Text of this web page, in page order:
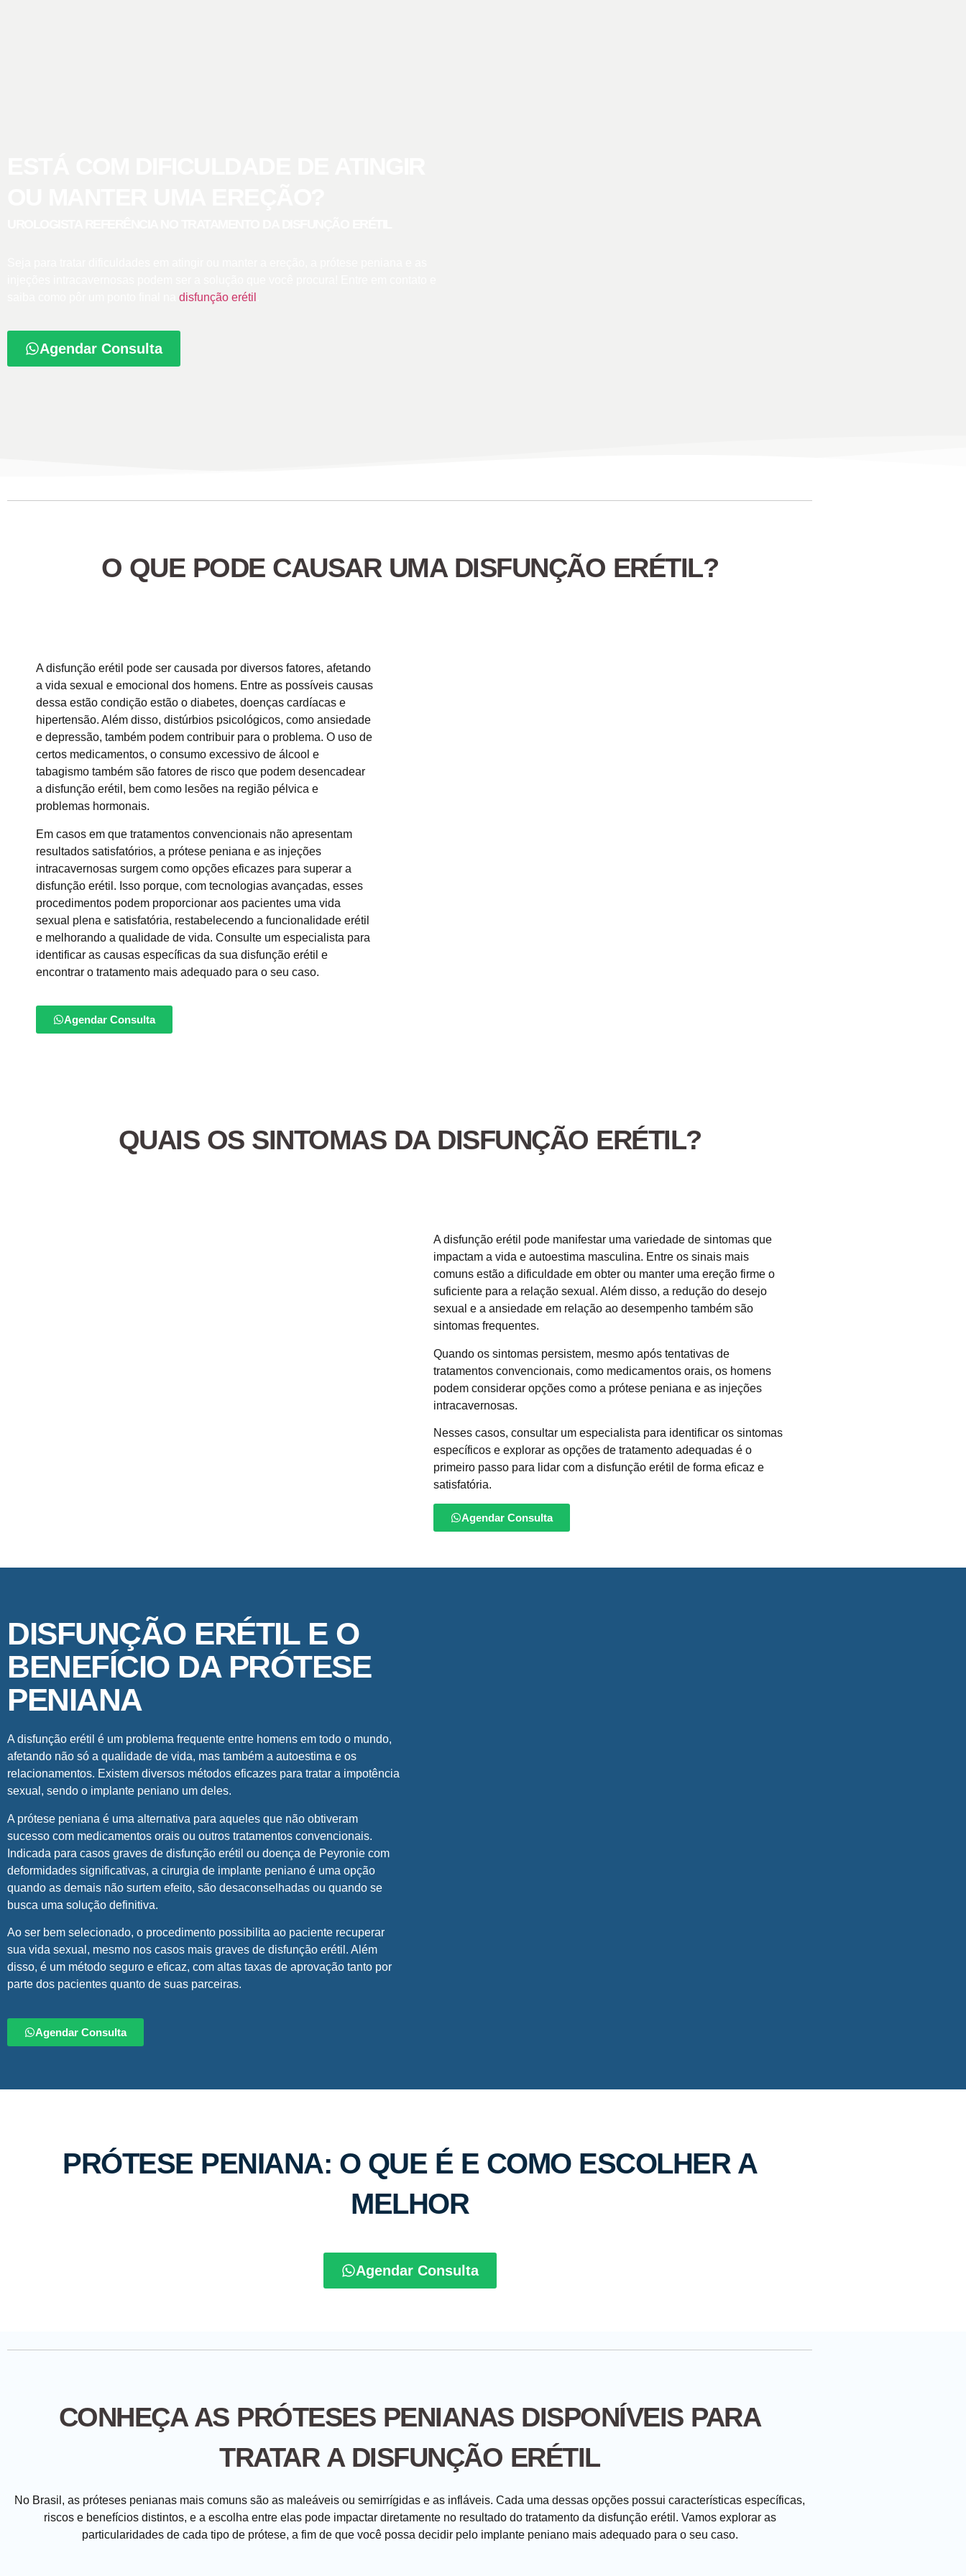
disfunção erétil
Agendar Consulta
O QUE PODE CAUSAR UMA DISFUNÇÃO ERÉTIL?
A disfunção erétil pode ser causada por diversos fatores, afetando
a vida sexual e emocional dos homens. Entre as possíveis causas
dessa estão condição estão o diabetes, doenças cardíacas e
hipertensão. Além disso, distúrbios psicológicos, como ansiedade
e depressão, também podem contribuir para o problema. O uso de
certos medicamentos, o consumo excessivo de álcool e
tabagismo também são fatores de risco que podem desencadear
a disfunção erétil, bem como lesões na região pélvica e
problemas hormonais.
Em casos em que tratamentos convencionais não apresentam
resultados satisfatórios, a prótese peniana e as injeções
intracavernosas surgem como opções eficazes para superar a
disfunção erétil. Isso porque, com tecnologias avançadas, esses
procedimentos podem proporcionar aos pacientes uma vida
sexual plena e satisfatória, restabelecendo a funcionalidade erétil
e melhorando a qualidade de vida. Consulte um especialista para
identificar as causas específicas da sua disfunção erétil e
encontrar o tratamento mais adequado para o seu caso.
Agendar Consulta
QUAIS OS SINTOMAS DA DISFUNÇÃO ERÉTIL?
A disfunção erétil pode manifestar uma variedade de sintomas que
impactam a vida e autoestima masculina. Entre os sinais mais
comuns estão a dificuldade em obter ou manter uma ereção firme o
suficiente para a relação sexual. Além disso, a redução do desejo
sexual e a ansiedade em relação ao desempenho também são
sintomas frequentes.
Quando os sintomas persistem, mesmo após tentativas de
tratamentos convencionais, como medicamentos orais, os homens
podem considerar opções como a prótese peniana e as injeções
intracavernosas.
Nesses casos, consultar um especialista para identificar os sintomas
específicos e explorar as opções de tratamento adequadas é o
primeiro passo para lidar com a disfunção erétil de forma eficaz e
satisfatória.
Agendar Consulta
DISFUNÇÃO ERÉTIL E O
BENEFÍCIO DA PRÓTESE
PENIANA
A disfunção erétil é um problema frequente entre homens em todo o mundo,
afetando não só a qualidade de vida, mas também a autoestima e os
relacionamentos. Existem diversos métodos eficazes para tratar a impotência
sexual, sendo o implante peniano um deles.
A prótese peniana é uma alternativa para aqueles que não obtiveram
sucesso com medicamentos orais ou outros tratamentos convencionais.
Indicada para casos graves de disfunção erétil ou doença de Peyronie com
deformidades significativas, a cirurgia de implante peniano é uma opção
quando as demais não surtem efeito, são desaconselhadas ou quando se
busca uma solução definitiva.
Ao ser bem selecionado, o procedimento possibilita ao paciente recuperar
sua vida sexual, mesmo nos casos mais graves de disfunção erétil. Além
disso, é um método seguro e eficaz, com altas taxas de aprovação tanto por
parte dos pacientes quanto de suas parceiras.
Agendar Consulta
PRÓTESE PENIANA: O QUE É E COMO ESCOLHER A
MELHOR
Agendar Consulta
CONHEÇA AS PRÓTESES PENIANAS DISPONÍVEIS PARA
TRATAR A DISFUNÇÃO ERÉTIL
No Brasil, as próteses penianas mais comuns são as maleáveis ou semirrígidas e as infláveis. Cada uma dessas opções possui características específicas,
riscos e benefícios distintos, e a escolha entre elas pode impactar diretamente no resultado do tratamento da disfunção erétil. Vamos explorar as
particularidades de cada tipo de prótese, a fim de que você possa decidir pelo implante peniano mais adequado para o seu caso.